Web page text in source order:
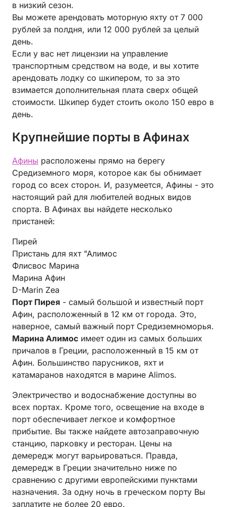
в низкий сезон.
Вы можете арендовать моторную яхту от 7 000
рублей за полдня, или 12 000 рублей за целый
день.
Если у вас нет лицензии на управление
транспортным средством на воде, и вы хотите
арендовать лодку со шкипером, то за это
взимается дополнительная плата сверх общей
стоимости. Шкипер будет стоить около 150 евро в
день.
Крупнейшие порты в Афинах
Афины расположены прямо на берегу
Средиземного моря, которое как бы обнимает
город со всех сторон. И, разумеется, Афины - это
настоящий рай для любителей водных видов
спорта. В Афинах вы найдете несколько
пристаней:
Пирей
Пристань для яхт "Алимос
Флисвос Марина
Марина Афин
D-Marin Zea
Порт Пирея - самый большой и известный порт
Афин, расположенный в 12 км от города. Это,
наверное, самый важный порт Средиземноморья.
Марина Алимос имеет один из самых больших
причалов в Греции, расположенный в 15 км от
Афин. Большинство парусников, яхт и
катамаранов находятся в марине Alimos.
Электричество и водоснабжение доступны во
всех портах. Кроме того, освещение на входе в
порт обеспечивает легкое и комфортное
прибытие. Вы также найдете автозаправочную
станцию, парковку и ресторан. Цены на
демередж могут варьироваться. Правда,
демередж в Греции значительно ниже по
сравнению с другими европейскими пунктами
назначения. За одну ночь в греческом порту Вы
заплатите не более 20 евро.